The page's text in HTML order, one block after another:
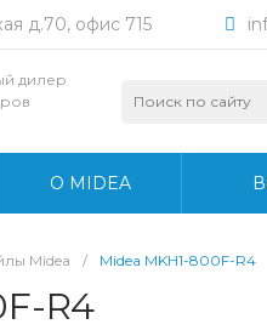
д.70, офис 715
дилер
О MIDEA
Midea / Midea MKH1-800F-R4
R4